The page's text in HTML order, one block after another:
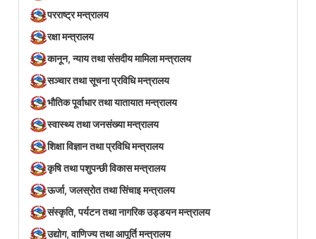
परराष्ट्र मन्त्रालय
रक्षा मन्त्रालय
कानून, न्याय तथा संसदीय मामिला मन्त्रालय
सञ्‍चार तथा सूचना प्रविधि मन्त्रालय
भौतिक पूर्वाधार तथा यातायात मन्त्रालय
स्वास्थ्य तथा जनसंख्या मन्त्रालय
शिक्षा विज्ञान तथा प्रविधि मन्त्रालय
कृषि तथा पशुपन्छी विकास मन्त्रालय
ऊर्जा, जलस्रोत तथा सिंचाइ मन्त्रालय
संस्कृति, पर्यटन तथा नागरिक उड्डयन मन्त्रालय
उद्योग, वाणिज्य तथा आपूर्ति मन्त्रालय